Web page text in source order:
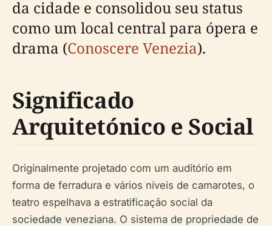
da cidade e consolidou seu status
como um local central para ópera e
drama (Conoscere Venezia).
Significado
Arquitetónico e Social
Originalmente projetado com um auditório em
forma de ferradura e vários níveis de camarotes, o
teatro espelhava a estratificação social da
sociedade veneziana. O sistema de propriedade de